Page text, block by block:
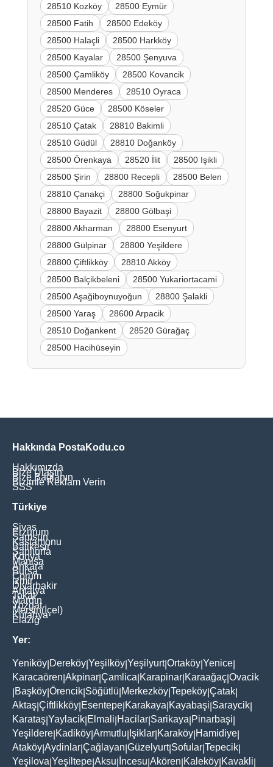
28510 Kozköy
28500 Eymür
28500 Fatih
28500 Edeköy
28500 Halaçli
28500 Harkköy
28500 Kayalar
28500 Şenyuva
28500 Çamliköy
28500 Kovancik
28500 Menderes
28510 Oyraca
28520 Güce
28500 Köseler
28510 Çatak
28810 Bakimli
28510 Güdül
28810 Doğanköy
28500 Örenkaya
28520 İlit
28500 Işikli
28500 Şirin
28800 Recepli
28500 Belen
28810 Çanakçi
28800 Soğukpinar
28800 Bayazit
28800 Gölbaşi
28800 Akharman
28800 Esenyurt
28800 Gülpinar
28800 Yeşildere
28800 Çiftlikköy
28810 Akköy
28500 Balçikbeleni
28500 Yukariortacami
28500 Aşağiboynuyoğun
28800 Şalakli
28500 Yaraş
28600 Arpacik
28510 Doğankent
28520 Gürağaç
28500 Hacihüseyin
Hakkında PostaKodu.co
Hakkımızda
Bize Ulaşın
Bize Bağlanın
Bizimle Reklam Verin
SSS
Türkiye
Sivas
Erzurum
Samsun
Kastamonu
Balikesir
Şanliurfa
Konya
Manisa
Ankara
Bursa
Çorum
İzmir
Diyarbakir
Antalya
Tokat
Mardin
Yozgat
Mersin(İçel)
Kütahya
Elaziğ
Yer:
Yeniköy Dereköy Yeşilköy Yeşilyurt|Ortaköy Yenice
Karacaören Akpinar Çamlica Karapinar Karaağaç Ovacik
Başköy Örencik Söğütlü Merkezköy Tepeköy Çatak
Aktaş Çiftlikköy Esentepe Karakaya Kayabaşi Saraycik
Karataş Yaylacik Elmali Hacilar Sarikaya Pinarbaşi
Yeşildere Kadiköy Armutlu Işiklar Karaköy Hamidiye
Ataköy Aydinlar Çağlayan Güzelyurt| Sofular Tepecik
Yeşilova Yeşiltepe Aksu İncesu Akören Kaleköy Kavakli